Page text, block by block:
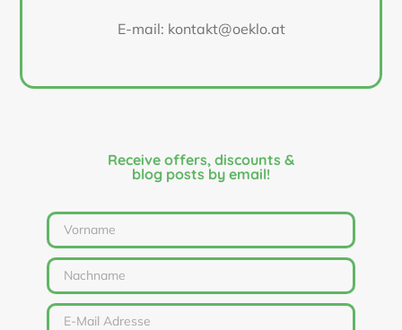
E-mail: kontakt@oeklo.at
Receive offers, discounts &
blog posts by email!